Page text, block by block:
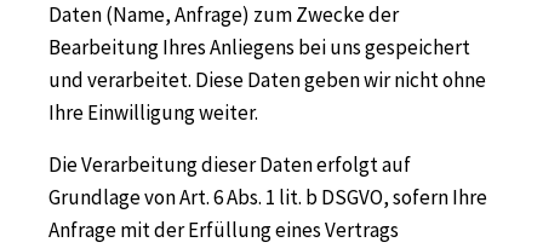
Daten (Name, Anfrage) zum Zwecke der
Bearbeitung Ihres Anliegens bei uns gespeichert
und verarbeitet. Diese Daten geben wir nicht ohne
Ihre Einwilligung weiter.
Die Verarbeitung dieser Daten erfolgt auf
Grundlage von Art. 6 Abs. 1 lit. b DSGVO, sofern Ihre
Anfrage mit der Erfüllung eines Vertrags